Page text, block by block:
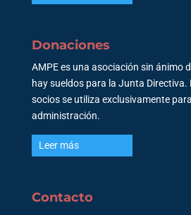
Donaciones
AMPE es una asociación sin ánimo
hay sueldos para la Junta Directiva.
socios se utiliza exclusivamente
administración.
Leer más
Contacto